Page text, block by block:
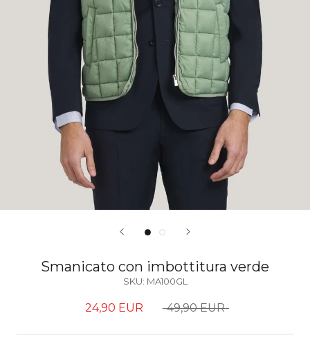
Smanicato con imbottitura verde
SKU: MA100GL
24,90 EUR 49,90 EUR